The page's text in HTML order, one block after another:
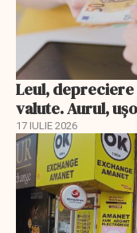
Leul,
valute. Aurul,
17 IULIE 2026